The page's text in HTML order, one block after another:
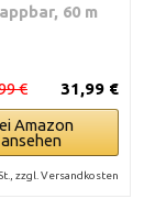
60 m
31,99 €
€
Amazon
ansehen
zzgl. Versandkosten